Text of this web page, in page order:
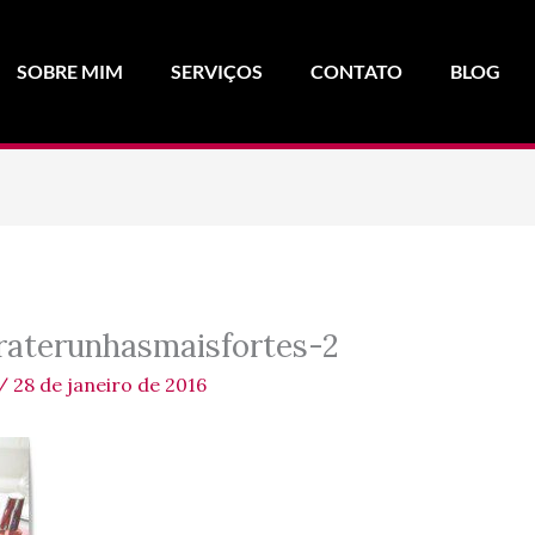
SOBRE MIM SERVIÇOS CONTATO BLOG
2
/ 28 de janeiro de 2016